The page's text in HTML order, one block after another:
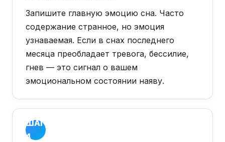
Запишите главную эмоцию сна. Часто
содержание странное, но эмоция
узнаваемая. Если в снах последнего
месяца преобладает тревога, бессилие,
гнев — это сигнал о вашем
эмоциональном состоянии наяву.
ШАГ
4